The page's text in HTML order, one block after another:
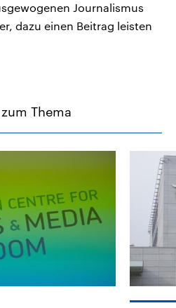
Journalismus
dazu einen Beitrag leisten
Thema